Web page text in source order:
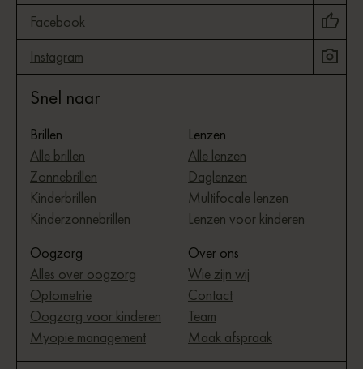
Facebook
Instagram
Snel naar
Brillen
Alle brillen
Zonnebrillen
Kinderbrillen
Kinderzonnebrillen
Lenzen
Alle lenzen
Daglenzen
Multifocale lenzen
Lenzen voor kinderen
Oogzorg
Alles over oogzorg
Optometrie
Oogzorg voor kinderen
Myopie management
Over ons
Wie zijn wij
Contact
Team
Maak afspraak